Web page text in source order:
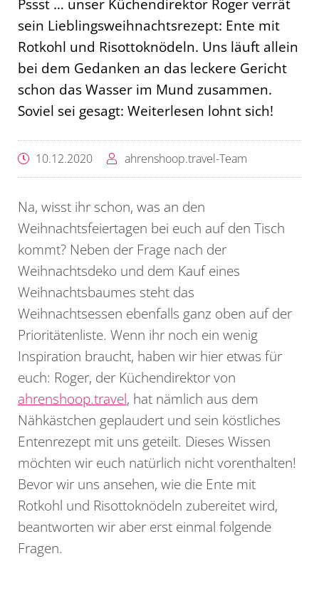
Pssst … unser Küchendirektor Roger verrät
sein Lieblingsweihnachtsrezept: Ente mit
Rotkohl und Risottoknödeln. Uns läuft allein
bei dem Gedanken an das leckere Gericht
schon das Wasser im Mund zusammen.
Soviel sei gesagt: Weiterlesen lohnt sich!
10.12.2020 ahrenshoop.travel-Team
Na, wisst ihr schon, was an den
Weihnachtsfeiertagen bei euch auf den Tisch
kommt? Neben der Frage nach der
Weihnachtsdeko und dem Kauf eines
Weihnachtsbaumes steht das
Weihnachtsessen ebenfalls ganz oben auf der
Prioritätenliste. Wenn ihr noch ein wenig
Inspiration braucht, haben wir hier etwas für
euch: Roger, der Küchendirektor von
ahrenshoop.travel, hat nämlich aus dem
Nähkästchen geplaudert und sein köstliches
Entenrezept mit uns geteilt. Dieses Wissen
möchten wir euch natürlich nicht vorenthalten!
Bevor wir uns ansehen, wie die Ente mit
Rotkohl und Risottoknödeln zubereitet wird,
beantworten wir aber erst einmal folgende
Fragen.